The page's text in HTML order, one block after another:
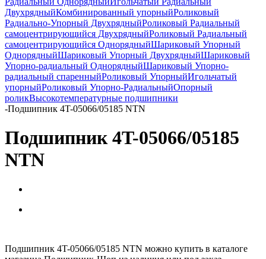
ДвухрядныйКомбинированный упорныйРоликовый
Радиально-Упорный ДвухрядныйРоликовый Радиальный
самоцентрирующийся ДвухрядныйРоликовый Радиальный
самоцентрирующийся ОднорядныйШариковый Упорный
ОднорядныйШариковый Упорный ДвухрядныйШариковый
Упорно-радиальный ОднорядныйШариковый Упорно-
радиальный спаренныйРоликовый УпорныйИгольчатый
упорныйРоликовый Упорно-РадиальныйОпорный
роликВысокотемпературные подшипники
-Подшипник 4T-05066/05185 NTN
Подшипник 4T-05066/05185
NTN
Подшипник 4T-05066/05185 NTN можно купить в каталоге